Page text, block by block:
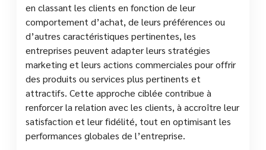
en classant les clients en fonction de leur
comportement d’achat, de leurs préférences ou
d’autres caractéristiques pertinentes, les
entreprises peuvent adapter leurs stratégies
marketing et leurs actions commerciales pour offrir
des produits ou services plus pertinents et
attractifs. Cette approche ciblée contribue à
renforcer la relation avec les clients, à accroître leur
satisfaction et leur fidélité, tout en optimisant les
performances globales de l’entreprise.